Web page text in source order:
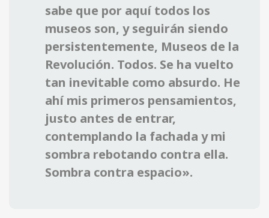
sabe que por aquí todos los
museos son, y seguirán siendo
persistentemente, Museos de la
Revolución. Todos. Se ha vuelto
tan inevitable como absurdo. He
ahí mis primeros pensamientos,
justo antes de entrar,
contemplando la fachada y mi
sombra rebotando contra ella.
Sombra contra espacio».